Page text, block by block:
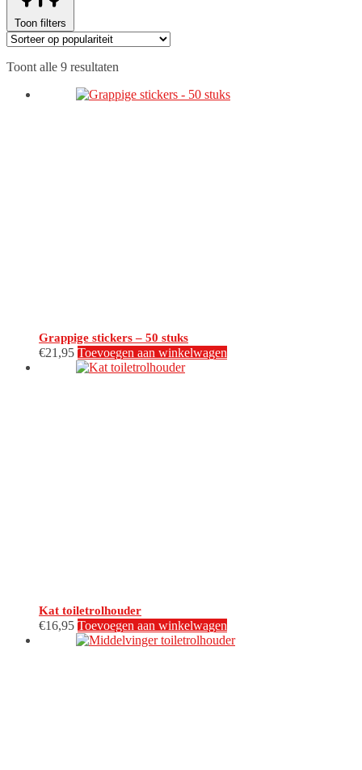
Toon filters
Toont alle 9 resultaten
populariteit
Grappige stickers – 50 stuks
€21,95 Toevoegen aan winkelwagen
Kat toiletrolhouder
€16,95 Toevoegen aan winkelwagen